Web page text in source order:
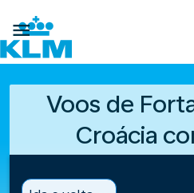

Voos de
Croácia